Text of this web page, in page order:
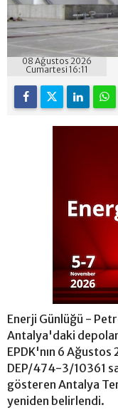
08 Ağustos 2026
Cumartesi 16:11
Enerji Günlüğü -
Antalya'daki
EPDK'nın 6
DEP/474-3/10361
gösteren Antalya
yeniden belirlendi.